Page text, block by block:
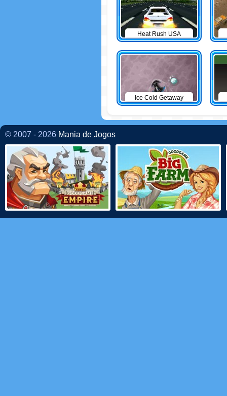
Heat Rush USA
Ice Cold Getaway
© 2007 - 2026 Mania de Jogos